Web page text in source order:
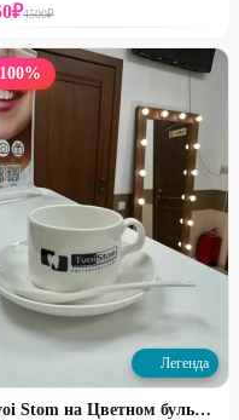
₽4500₽
100%
Легенда
Tvoi Stom на Цветном бульваре